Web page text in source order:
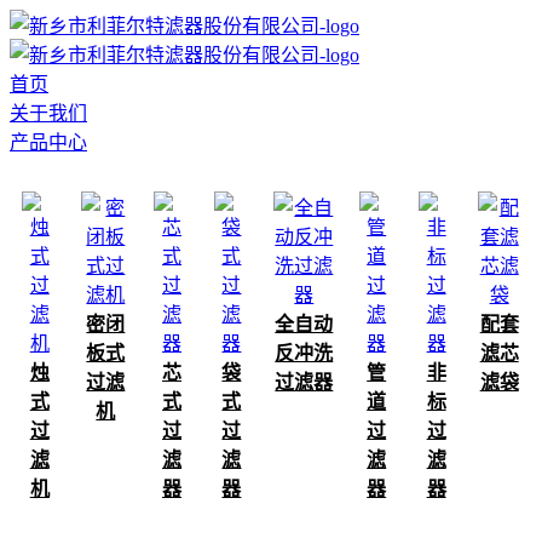
首页
关于我们
产品中心
烛
式
过
滤
机
密闭
板式
过滤
机
芯
式
过
滤
器
袋
式
过
滤
器
全自动
反冲洗
过滤器
管
道
过
滤
器
非
标
过
滤
器
配套
滤芯
滤袋